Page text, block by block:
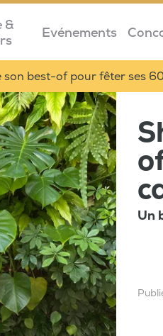
&
Evénements
son best-of pour fêter ses
Un